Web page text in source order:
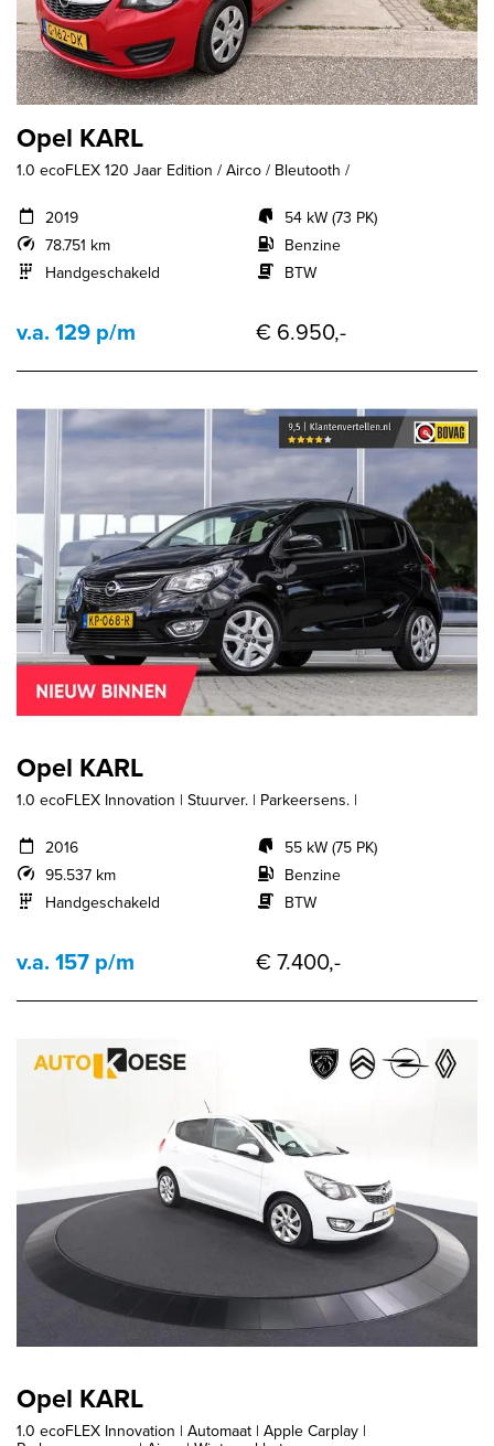
Opel KARL
1.0 ecoFLEX 120 Jaar Edition / Airco / Bleutooth /
2019
78.751 km
Handgeschakeld
54 kW (73 PK)
Benzine
BTW
v.a. 129 p/m € 6.950,-
Opel KARL
1.0 ecoFLEX Innovation | Stuurver. | Parkeersens. |
2016
95.537 km
Handgeschakeld
55 kW (75 PK)
Benzine
BTW
v.a. 157 p/m € 7.400,-
Opel KARL
1.0 ecoFLEX Innovation | Automaat | Apple Carplay |